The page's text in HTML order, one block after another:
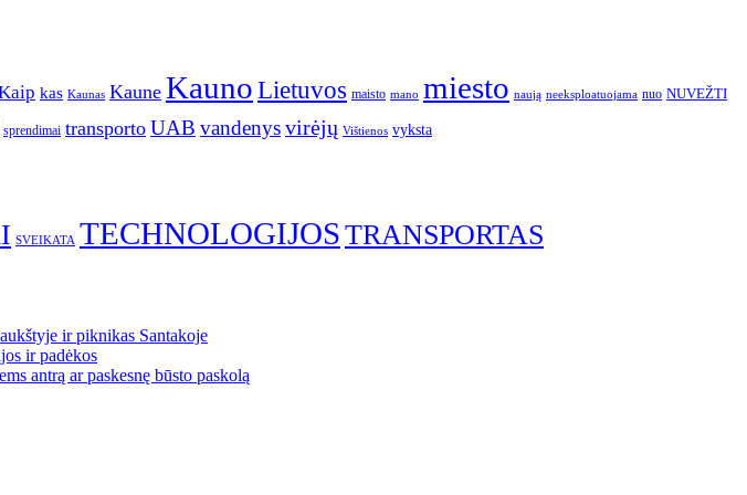
kas Kaunas Kaune KaunoLietuvos maisto mano miesto naują neeksploatuojama nuo NUVEŽTI
sprendimai transporto UAB vandenysvirėjų Vištienos vyksta
SVEIKATA TECHNOLOGIJOSTRANSPORTAS
ir piknikas Santakoje
ir padėkos
antrą ar paskesnę būsto paskolą